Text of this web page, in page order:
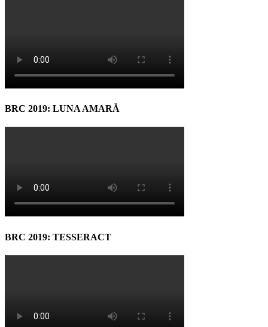
BRC 2019: LUNA AMARĂ
BRC 2019: TESSERACT